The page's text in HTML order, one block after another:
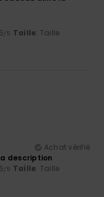
/5 Taille: Taille
Achat vérifié
description
/5 Taille: Taille